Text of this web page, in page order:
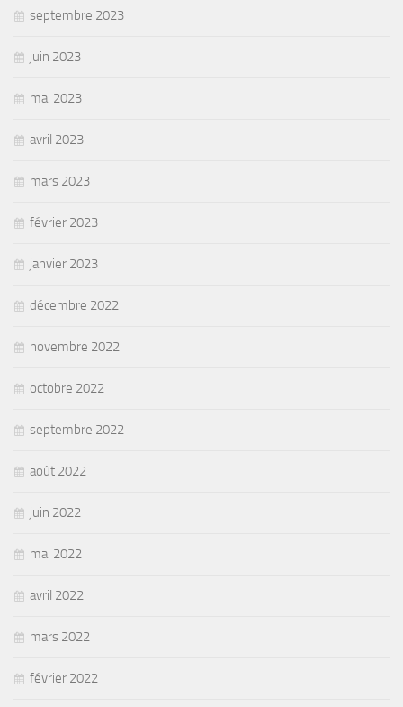
septembre 2023
juin 2023
mai 2023
avril 2023
mars 2023
février 2023
janvier 2023
décembre 2022
novembre 2022
octobre 2022
septembre 2022
août 2022
juin 2022
mai 2022
avril 2022
mars 2022
février 2022